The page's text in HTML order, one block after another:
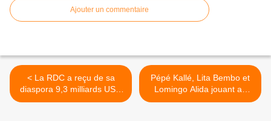
Ajouter un commentaire
< La RDC a reçu de sa
diaspora 9,3 milliards USD
via Western Union
Pépé Kallé, Lita Bembo et
Lomingo Alida jouant au
football. >